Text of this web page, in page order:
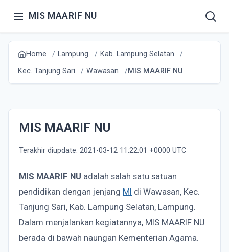
MIS MAARIF NU
Home Lampung
Kab. Lampung Selatan
Kec. Tanjung Sari
Wawasan MIS MAARIF NU
MIS MAARIF NU
Terakhir diupdate: 2021-03-12 11:22:01 +0000 UTC
MIS MAARIF NU adalah salah satu satuan
pendidikan dengan jenjang MI di Wawasan, Kec.
Tanjung Sari, Kab. Lampung Selatan, Lampung.
Dalam menjalankan kegiatannya, MIS MAARIF NU
berada di bawah naungan Kementerian Agama.